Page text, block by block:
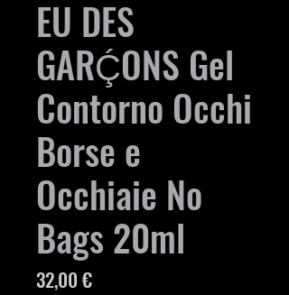
EU DES
GARḈONS Gel
Contorno Occhi
Borse e
Occhiaie No
Bags 20ml
32,00 €Prezzo